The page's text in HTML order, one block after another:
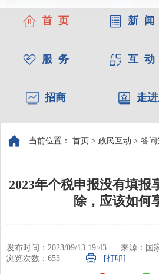
首 页 新 闻
服 务 互 动
招商 走
当前位置： 首页 > 政民互动 > 答问
2023年个税申报没有填报
除，应该如何
发布时间：2023/09/13 19:43
来源：国
浏览次数： 653 [打印]